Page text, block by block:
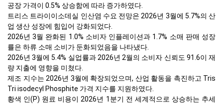
공장 가격이 0.5% 상승함에 따라 증가하였다.
트리스 트라이이소데실 인산염 수요 전망은 2026년 3월에 5.7%의 산
업 생산 성장에 힘입어 강화되었다.
2026년 3월 완화된 1.0% 소비자 인플레이션과 1.7% 소매 판매 성장
률은 하류 소매 소비가 둔화되었음을 나타냈다.
2026년 3월에 5.4% 실업률과 2026년 2월의 소비자 신뢰도 91.6이 재
량 지출에 영향을 미쳤다.
제조 지수는 2026년 3월에 확장되었으며, 산업 활동을 촉진하고 Tris
Tri isodecyl Phosphite 가격 지수를 지원하였다.
황색 인(P) 원료 비용이 2026년 1분기 전 세계적으로 상승하는 추세